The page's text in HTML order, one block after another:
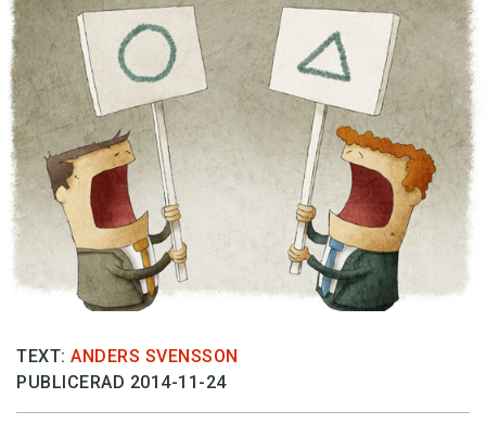
Skrivtips
Bokrecensioner
Kviss
Podden
Anmäl till språkpolisen
Föreslå nyord
Annonsera
Prenumerera
Press
TEXT: ANDERS SVENSSON
PUBLICERAD 2014-11-24